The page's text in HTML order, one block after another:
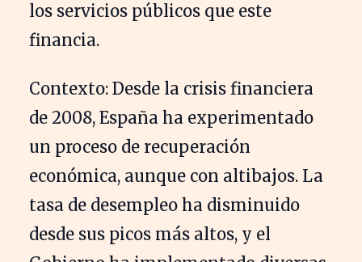
los servicios públicos que este
financia.
Contexto: Desde la crisis financiera
de 2008, España ha experimentado
un proceso de recuperación
económica, aunque con altibajos. La
tasa de desempleo ha disminuido
desde sus picos más altos, y el